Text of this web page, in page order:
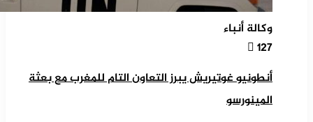
وكالة أنباء
127
أنطونيو غوتيريش يبرز التعاون التام للمغرب مع بعثة
المينورسو